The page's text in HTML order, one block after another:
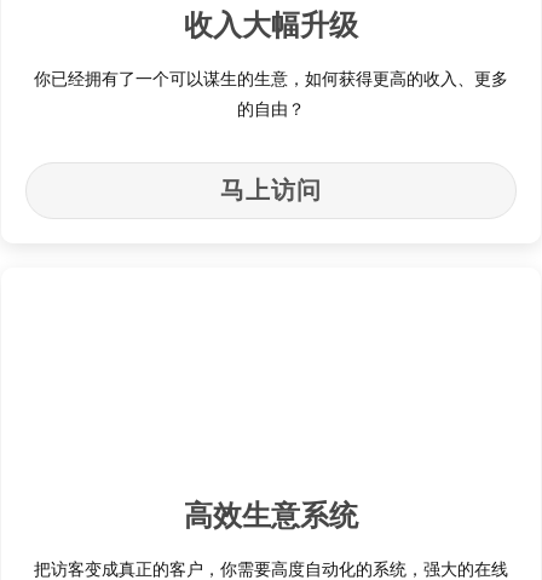
收入大幅升级
你已经拥有了一个可以谋生的生意，如何获得更高的收入、更多
的自由？
马上访问
高效生意系统
把访客变成真正的客户，你需要高度自动化的系统，强大的在线